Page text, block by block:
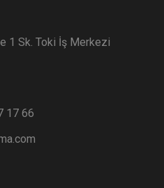
1 Sk. Toki İş Merkezi
17 66